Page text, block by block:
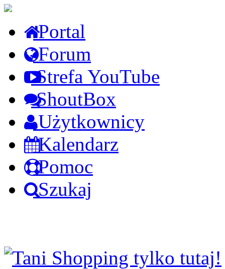
Portal
Forum
Strefa YouTube
ShoutBox
Użytkownicy
Kalendarz
Pomoc
Szukaj